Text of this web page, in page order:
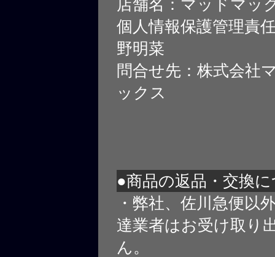
店舗名：マッドマッ
個人情報保護管理責
野明菜
問合せ先：株式会社
ックス
●商品の返品・交換
・弊社、佐川急便以
達業者はお受け取り
ん。